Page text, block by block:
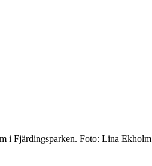
i Fjärdingsparken. Foto: Lina Ekholm